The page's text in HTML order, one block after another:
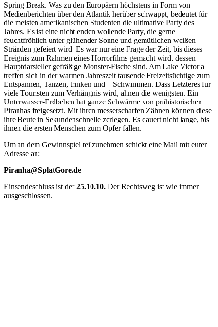
Spring Break. Was zu den Europäern höchstens in Form von
Medienberichten über den Atlantik herüber schwappt, bedeutet für
die meisten amerikanischen Studenten die ultimative Party des
Jahres. Es ist eine nicht enden wollende Party, die gerne
feuchtfröhlich unter glühender Sonne und gemütlichen weißen
Stränden gefeiert wird. Es war nur eine Frage der Zeit, bis dieses
Ereignis zum Rahmen eines Horrorfilms gemacht wird, dessen
Hauptdarsteller gefräßige Monster-Fische sind. Am Lake Victoria
treffen sich in der warmen Jahreszeit tausende Freizeitsüchtige zum
Entspannen, Tanzen, trinken und – Schwimmen. Dass Letzteres für
viele Touristen zum Verhängnis wird, ahnen die wenigsten. Ein
Unterwasser-Erdbeben hat ganze Schwärme von prähistorischen
Piranhas freigesetzt. Mit ihren messerscharfen Zähnen können diese
ihre Beute in Sekundenschnelle zerlegen. Es dauert nicht lange, bis
ihnen die ersten Menschen zum Opfer fallen.
Um an dem Gewinnspiel teilzunehmen schickt eine Mail mit eurer
Adresse an:
Piranha@SplatGore.de
Einsendeschluss ist der25.10.10. Der Rechtsweg ist wie immer
ausgeschlossen.